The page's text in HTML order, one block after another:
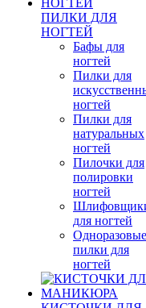
ПИЛКИ ДЛЯ
НОГТЕЙ
Бафы для
ногтей
Пилки для
ногтей
Пилки для
натуральных
ногтей
Пилочки для
полировки
ногтей
для ногтей
Одноразовые
пилки для
ногтей